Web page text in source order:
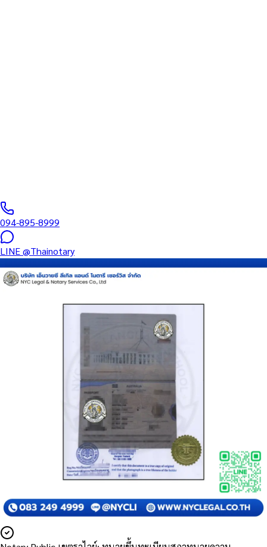
094-895-8999
LINE@Thainotary